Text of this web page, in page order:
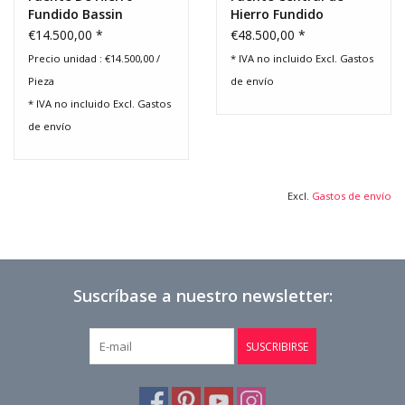
Fundido Bassin
€14.500,00 *
Precio unidad : €14.500,00 /
Pieza
* IVA no incluido Excl. Gastos
de envío
Hierro Fundido
€48.500,00 *
* IVA no incluido Excl. Gastos
de envío
Excl. Gastos de envío
Suscríbase a nuestro newsletter:
SUSCRIBIRSE